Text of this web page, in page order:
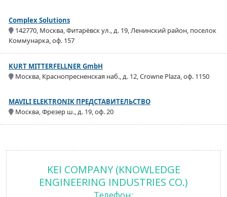
Complex Solutions
142770, Москва, Фитарёвск ул., д. 19, Ленинский район, поселок
Коммунарка, оф. 157
KURT MITTERFELLNER GmbH
Москва, Краснопресненская наб., д. 12, Crowne Plaza, оф. 1150
MAVILI ELEKTRONIK ПРЕДСТАВИТЕЛЬСТВО
Москва, Фрезер ш., д. 19, оф. 20
KEI COMPANY (KNOWLEDGE
ENGINEERING INDUSTRIES CO.)